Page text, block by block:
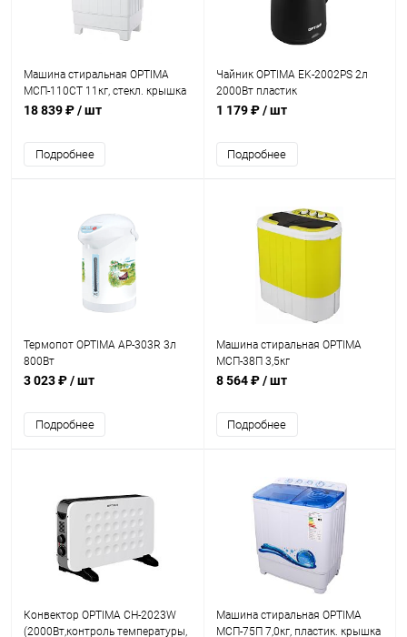
Машина стиральная OPTIMA
МСП-110СТ 11кг, стекл. крышка
18 839 ₽/ шт
Подробнее
Чайник OPTIMA EK-2002PS 2л
2000Вт пластик
бесшовн,двойные
1 179 ₽/ шт
Подробнее
Термопот OPTIMA AP-303R 3л
800Вт
3 023 ₽/ шт
Подробнее
Машина стиральная OPTIMA
МСП-38П 3,5кг
8 564 ₽/ шт
Подробнее
Конвектор OPTIMA CH-2023W
(2000Вт,контроль температуры,
Машина стиральная OPTIMA
МСП-75П 7,0кг, пластик. крышка